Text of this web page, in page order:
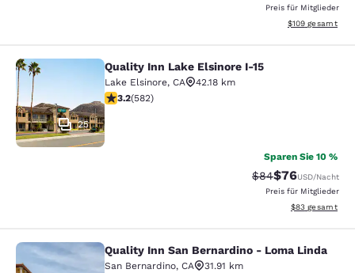
Preis für Mitglieder
Geschätzte
$109 gesamt
Quality Inn Lake Elsinore I-15
25
Quality Inn Lake Elsinore I-15
Lake Elsinore, CA
42.18 km
3.23-Sterne-Bewertung. Gut. 582 Bewertungen
3.2(582)
Sparen Sie 10 %
Durchgestrichener
$84Vergünstigter
$76USD/Nacht
Preis für Mitglieder
Geschätzte
$83 gesamt
Quality Inn San Bernardino - Loma
Quality Inn San Bernardino - Loma Linda
San Bernardino, CA
31.91 km